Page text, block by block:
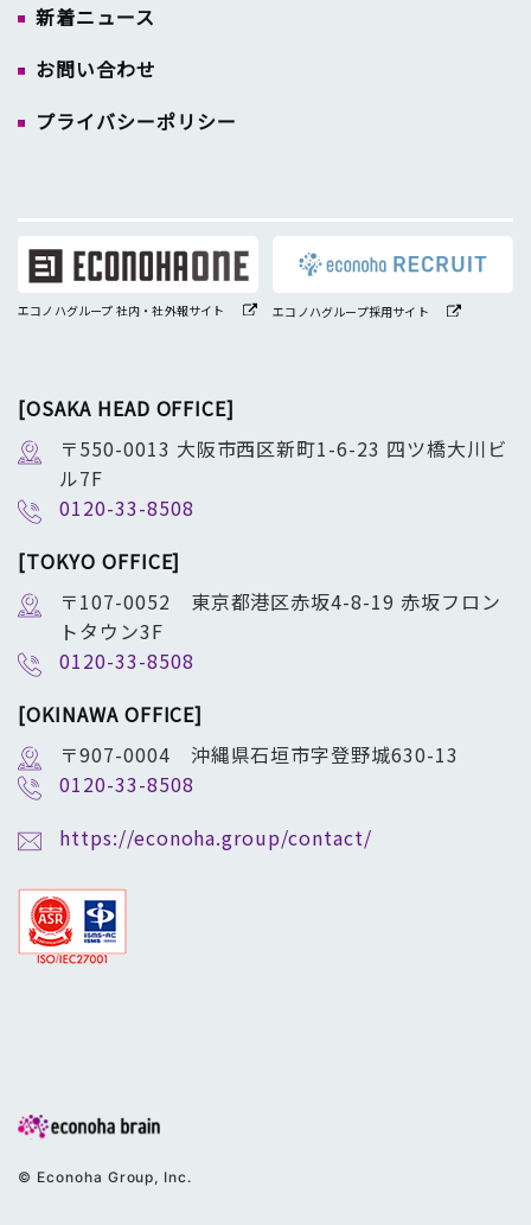
新着ニュース
お問い合わせ
プライバシーポリシー
エコノハグループ 社内・社外報サイト エコノハグループ採用サイト
[OSAKA HEAD OFFICE]
〒550-0013 大阪市西区新町1-6-23 四ツ橋大川ビ
ル7F
0120-33-8508
[TOKYO OFFICE]
〒107-0052 東京都港区赤坂4-8-19 赤坂フロン
トタウン3F
0120-33-8508
[OKINAWA OFFICE]
〒907-0004 沖縄県石垣市字登野城630-13
0120-33-8508
https://econoha.group/contact/
© Econoha Group, Inc.